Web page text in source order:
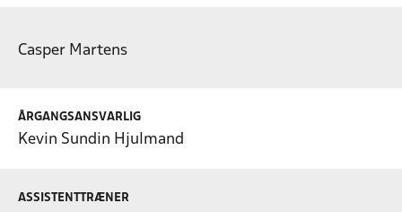
Casper Martens
ÅRGANGSANSVARLIG
Kevin Sundin Hjulmand
ASSISTENTTRÆNER